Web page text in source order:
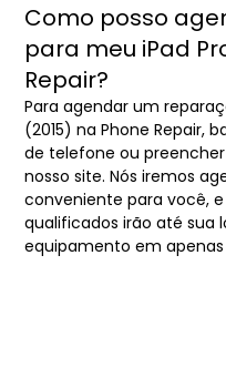
Como posso
para meu iPad
Repair?
Para agendar um
(2015) na Phone Repair,
de telefone ou
nosso site. Nós iremos
conveniente para você,
qualificados irão até sua
equipamento em